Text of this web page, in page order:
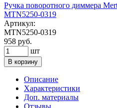
Ручка поворотного диммера
MTN5250-0319
Артикул:
MTN5250-0319
958 руб.
шт
В корзину
Описание
Характеристики
Доп. материалы
Отзывы